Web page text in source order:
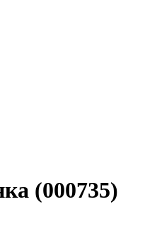
(000735)